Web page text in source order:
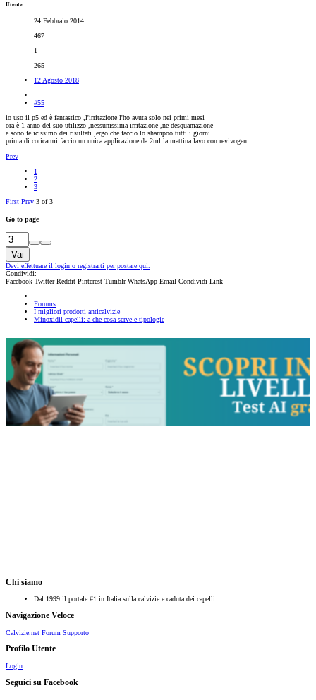
Utente
24 Febbraio 2014
467
1
265
12 Agosto 2018
#55
io uso il p5 ed è fantastico ,l'irritazione l'ho avuta solo nei primi mesi
ora è 1 anno del suo utilizzo ,nessunissima irritazione ,ne desquamazione
e sono felicissimo dei risultati ,ergo che faccio lo shampoo tutti i giorni
prima di coricarmi faccio un unica applicazione da 2ml la mattina lavo con revivogen
Prev
1
2
3
First Prev 3 of 3
Go to page
Vai
Devi effettuare il login o registrarti per postare qui.
Condividi:
Facebook Twitter Reddit Pinterest Tumblr WhatsApp Email Condividi Link
Forums
I migliori prodotti anticalvizie
Minoxidil capelli: a che cosa serve e tipologie
Chi siamo
Dal 1999 il portale #1 in Italia sulla calvizie e caduta dei capelli
Navigazione Veloce
Calvizie.net Forum Supporto
Profilo Utente
Login
Seguici su Facebook